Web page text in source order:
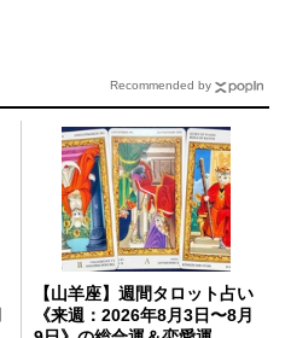
【山羊座】週間タロット占い
《来週：2026年8月3日〜8月
Recommended by